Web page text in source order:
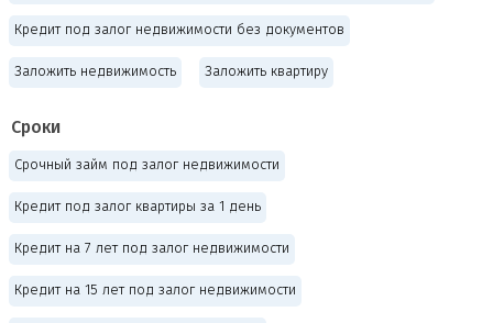
Кредит под залог недвижимости без документов
Заложить недвижимость Заложить квартиру
Сроки
Срочный займ под залог недвижимости
Кредит под залог квартиры за 1 день
Кредит на 7 лет под залог недвижимости
Кредит на 15 лет под залог недвижимости